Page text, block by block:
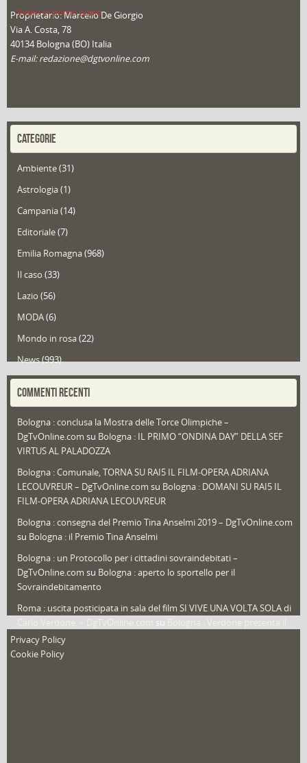
Video in primo piano
Proprietario: Marcello De Giorgio
Via A. Costa, 78
40134 Bologna (BO) Italia
E-mail: redazione@dgtvonline.com
CATEGORIE
Ambiente(31)
Astrologia(1)
Campania(14)
Editoriale(7)
Emilia Romagna(968)
Il caso (33)
Lazio (56)
MODA(6)
Mondo in rosa(22)
News(993)
Portfolio(1)
Redazioni(1.049)
Speciali (22)
Sport
That's Bologna Magazine(25)
Video (archivio) (263)
COMMENTI RECENTI
Bologna : conclusa la Mostra delle Torce Olimpiche –
DgTvOnline.com su Bologna : IL PRIMO “ONDINA DAY” DELLA SEF
VIRTUS AL PALADOZZA
Bologna : Comunale, TORNA SU RAI5 IL FILM-OPERA ADRIANA
LECOUVREUR – DgTvOnline.com su Bologna : DOMANI SU RAI5 IL
FILM-OPERA ADRIANA LECOUVREUR
Bologna : consegna del Premio Tina Anselmi 2019 – DgTvOnline.com
su Bologna : il Premio Tina Anselmi
Bologna : un Protocollo per i cittadini sovraindebitati –
DgTvOnline.com su Bologna : aperto lo sportello per il
Sovraindebitamento
Roma : uscita posticipata in sala del film SI VIVE UNA VOLTA SOLA di
su
nuovo film
Privacy Policy
Cookie Policy